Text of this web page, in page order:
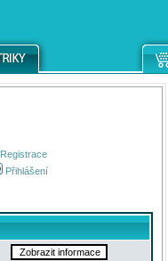
Registrace
Přihlášení